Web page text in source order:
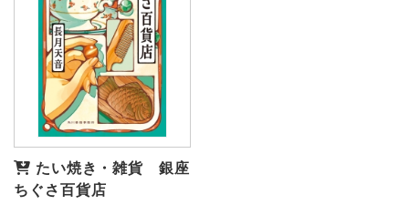
たい焼き・雑貨 銀座
ちぐさ百貨店